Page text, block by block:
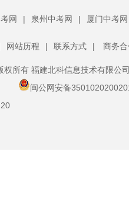
网 | 泉州中考网 | 厦门中考网
网站历程 | 联系方式 | 商务
所有 福建北科信息技术有限公
闽公网安备